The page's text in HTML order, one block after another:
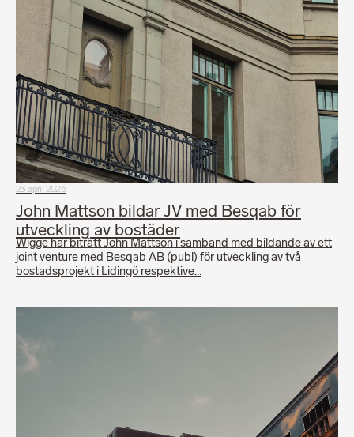
23 april 2026
John Mattson bildar JV med Besqab för
utveckling av bostäder
Wigge har biträtt John Mattson i samband med bildande av ett
joint venture med Besqab AB (publ) för utveckling av två
bostadsprojekt i Lidingö respektive…